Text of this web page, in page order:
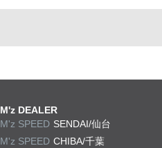
M'z DEALER
M'z SPEED SENDAI/仙台
M'z SPEED CHIBA/千葉